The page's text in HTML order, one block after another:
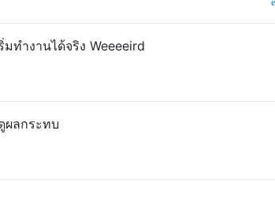
ทำงานได้จริง Weeeeird
ผลกระทบ